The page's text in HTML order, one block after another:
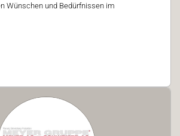
Wünschen und Bedürfnissen im